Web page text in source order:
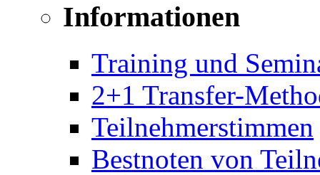
Informationen
Training und
2+1 Transfer-
Teilnehmerstimmen
Bestnoten von